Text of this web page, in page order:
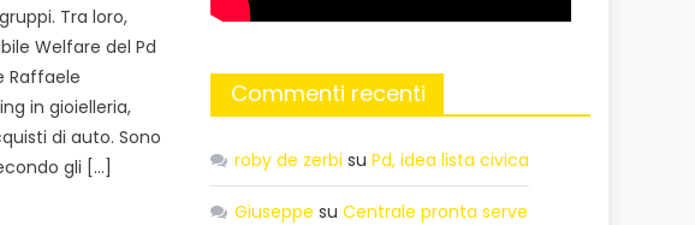
Tra loro,
Welfare del Pd
Raffaele
in gioielleria,
di auto. Sono
gli […]
Commenti recenti
roby de zerbi suPd, idea lista civica
Giuseppe suCentrale pronta serve